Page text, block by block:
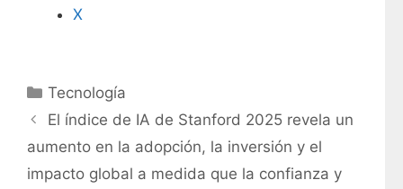
X
C
a
e
g
Tecnología
El índice de IA de Stanford 2025 revela un
aumento en la adopción, la inversión y el
impacto global a medida que la confianza y